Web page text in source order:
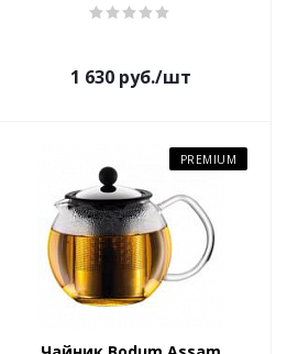
1 630руб./шт
PREMIUM